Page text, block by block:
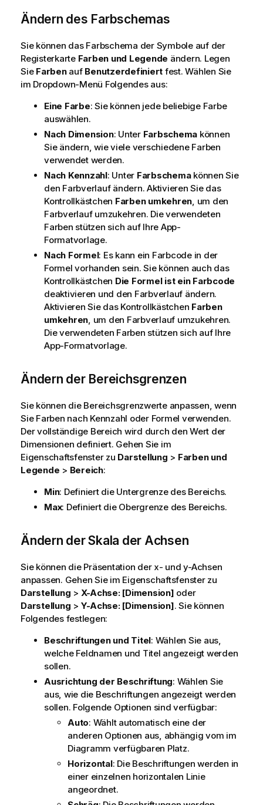
Ändern des Farbschemas
Sie können das Farbschema der Symbole auf der
Registerkarte Farben und Legende ändern. Legen
Sie Farbenauf Benutzerdefiniert fest. Wählen Sie
im Dropdown-Menü Folgendes aus:
Eine Farbe: Sie können jede beliebige Farbe
auswählen.
Nach Dimension: Unter Farbschema können
Sie ändern, wie viele verschiedene Farben
verwendet werden.
Nach Kennzahl: Unter Farbschemakönnen Sie
den Farbverlauf ändern. Aktivieren Sie das
Kontrollkästchen Farben umkehren, um den
Farbverlauf umzukehren. Die verwendeten
Farben stützen sich auf Ihre App-
Formatvorlage.
Nach Formel: Es kann ein Farbcode in der
Formel vorhanden sein. Sie können auch das
Kontrollkästchen Die Formel ist ein Farbcode
deaktivieren und den Farbverlauf ändern.
Aktivieren Sie das Kontrollkästchen Farben
umkehren, um den Farbverlauf umzukehren.
Die verwendeten Farben stützen sich auf Ihre
App-Formatvorlage.
Ändern der Bereichsgrenzen
Sie können die Bereichsgrenzwerte anpassen, wenn
Sie Farben nach Kennzahl oder Formel verwenden.
Der vollständige Bereich wird durch den Wert der
Dimensionen definiert. Gehen Sie im
Eigenschaftsfenster zu Darstellung > Farben und
Legende > Bereich:
Min: Definiert die Untergrenze des Bereichs.
Max: Definiert die Obergrenze des Bereichs.
Ändern der Skala der Achsen
Sie können die Präsentation der x- und y-Achsen
anpassen. Gehen Sie im Eigenschaftsfenster zu
Darstellung > X-Achse: [Dimension] oder
Darstellung > Y-Achse: [Dimension]. Sie können
Folgendes festlegen:
Beschriftungen und Titel: Wählen Sie aus,
welche Feldnamen und Titel angezeigt werden
sollen.
Ausrichtung der Beschriftung: Wählen Sie
aus, wie die Beschriftungen angezeigt werden
sollen. Folgende Optionen sind verfügbar:
Auto: Wählt automatisch eine der
anderen Optionen aus, abhängig vom im
Diagramm verfügbaren Platz.
Horizontal: Die Beschriftungen werden in
einer einzelnen horizontalen Linie
angeordnet.